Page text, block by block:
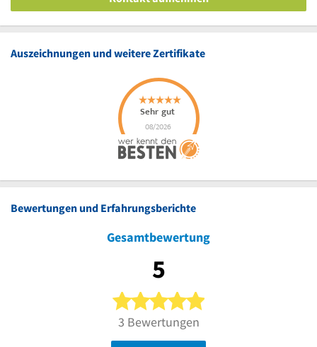
Auszeichnungen und weitere Zertifikate
Bewertungen und Erfahrungsberichte
Gesamtbewertung
5
5 von 5 Sternen
3 Bewertungen